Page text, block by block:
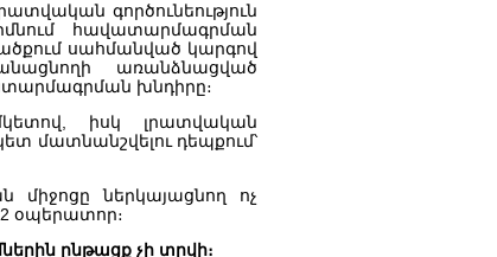
գործունեություն
հավատարմագրման
սահմանված կարգով
առանձնացված
խնդիրը։
իսկ լրատվական
մատնանշվելու դեպքում՝
միջոցը ներկայացնող ոչ
օպերատոր։
ընթացք չի տրվի։